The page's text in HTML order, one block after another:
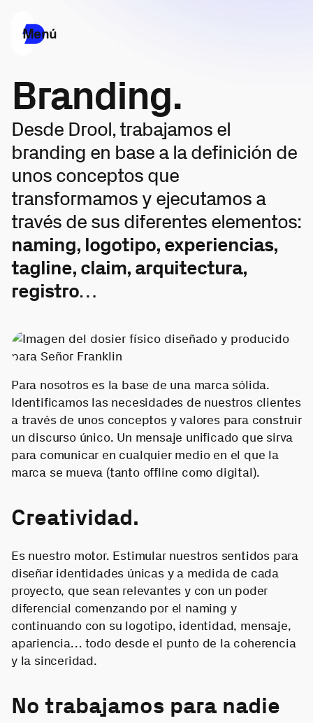
Menú
Branding.
Desde Drool, trabajamos el
branding en base a la definición de
unos conceptos que
transformamos y ejecutamos a
través de sus diferentes elementos:
naming, logotipo, experiencias,
tagline, claim, arquitectura,
registro…
Para nosotros es la base de una marca sólida.
Identificamos las necesidades de nuestros clientes
a través de unos conceptos y valores para construir
un discurso único. Un mensaje unificado que sirva
para comunicar en cualquier medio en el que la
marca se mueva (tanto offline como digital).
Creatividad.
Es nuestro motor. Estimular nuestros sentidos para
diseñar identidades únicas y a medida de cada
proyecto, que sean relevantes y con un poder
diferencial comenzando por el naming y
continuando con su logotipo, identidad, mensaje,
apariencia… todo desde el punto de la coherencia
y la sinceridad.
No trabajamos para nadie